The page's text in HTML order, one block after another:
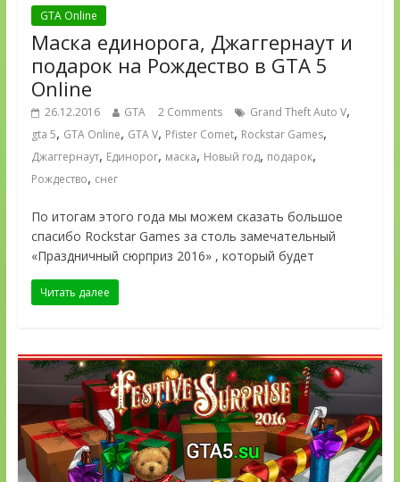
GTA Online
Маска единорога, Джаггернаут и
подарок на Рождество в GTA 5
Online
26.12.2016 GTA 2 Comments Grand Theft Auto V,
gta 5, GTA Online, GTA V, Pfister Comet, Rockstar Games,
Джаггернаут, Единорог, маска, Новый год, подарок,
Рождество, снег
По итогам этого года мы можем сказать большое
спасибо Rockstar Games за столь замечательный
«Праздничный сюрприз 2016» , который будет
Читать далее